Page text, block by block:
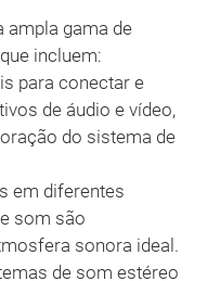
ampla gama de
incluem:
para conectar e
de áudio e vídeo,
do sistema de
em diferentes
som são
sonora ideal.
de som estéreo